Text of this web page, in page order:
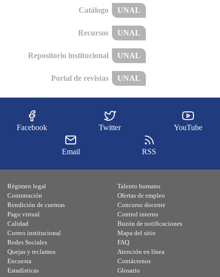
Catálogo UNAL
Recursos UNAL
Repositorio institucional UNAL
Portal de revistas UNAL
Facebook Twitter YouTube
Email RSS
Régimen legal
Contratación
Rendición de cuentas
Pago virtual
Calidad
Talento humano
Ofertas de empleo
Concurso docente
Control interno
Buzón de notificaciones
Correo institucional
Redes Sociales
Quejas y reclamos
Encuesta
Estadísticas
Mapa del sitio
FAQ
Atención en línea
Contáctenos
Glosario